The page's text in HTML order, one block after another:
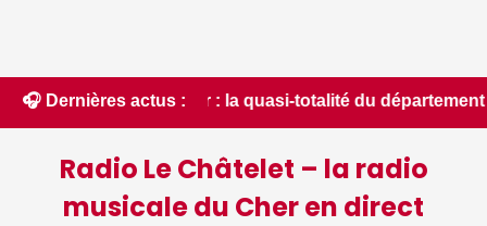
🎧 Dernières actus :
: la quasi-totalité du département placée en
Radio Le Châtelet – la radio
musicale du Cher en direct